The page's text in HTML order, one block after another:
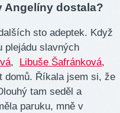
Angelíny dostala?
sto adeptek. Když
plejádu slavných
, Libuše Šafránková,
domů. Říkala jsem si, že
tam seděl a
paruku, mně v